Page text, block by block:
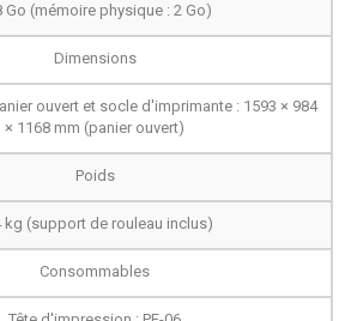
Go (mémoire physique : 2 Go)
Dimensions
ouvert et socle d'imprimante : 1593 × 984
× 1168 mm (panier ouvert)
Poids
kg (support de rouleau inclus)
Consommables